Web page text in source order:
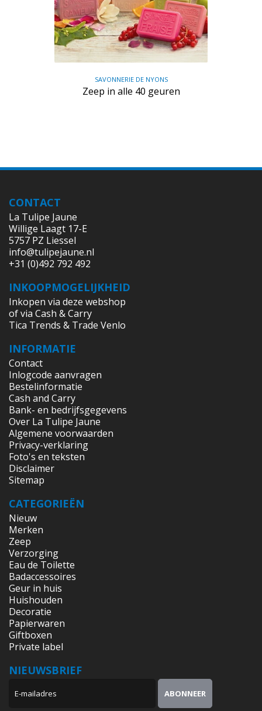
SAVONNERIE DE NYONS
Zeep in alle 40 geuren
CONTACT
La Tulipe Jaune
Willige Laagt 17-E
5757 PZ Liessel
info@tulipejaune.nl
+31 (0)492 792 492
INKOOPMOGELIJKHEID
Inkopen via deze webshop
of via Cash & Carry
Tica Trends & Trade Venlo
INFORMATIE
Contact
Inlogcode aanvragen
Bestelinformatie
Cash and Carry
Bank- en bedrijfsgegevens
Over La Tulipe Jaune
Algemene voorwaarden
Privacy-verklaring
Foto's en teksten
Disclaimer
Sitemap
CATEGORIEËN
Nieuw
Merken
Zeep
Verzorging
Eau de Toilette
Badaccessoires
Geur in huis
Huishouden
Decoratie
Papierwaren
Giftboxen
Private label
NIEUWSBRIEF